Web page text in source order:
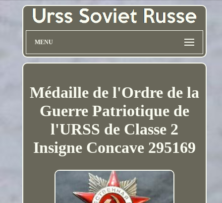
MENU
Médaille de l'Ordre de la
Guerre Patriotique de
l'URSS de Classe 2
Insigne Concave 295169